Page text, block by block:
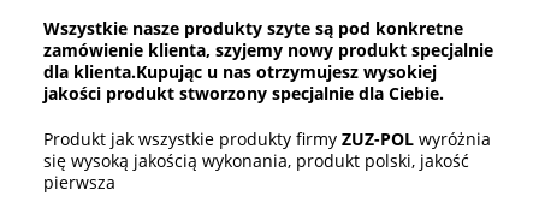
Wszystkie nasze produkty szyte są pod konkretne
zamówienie klienta, szyjemy nowy produkt specjalnie
dla klienta.Kupując u nas otrzymujesz wysokiej
jakości produkt stworzony specjalnie dla Ciebie.
Produkt jak wszystkie produkty firmy ZUZ-POL wyróżnia
się wysoką jakością wykonania, produkt polski, jakość
pierwsza